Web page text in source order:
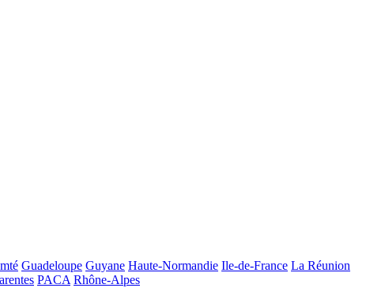
Guadeloupe Guyane Haute-Normandie Ile-de-France La Réunion
PACA Rhône-Alpes